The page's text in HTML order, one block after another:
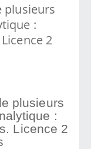
plusieurs
:
2
plusieurs
:
Licence 2